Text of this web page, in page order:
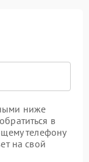
ниже
в
телефону
на свой